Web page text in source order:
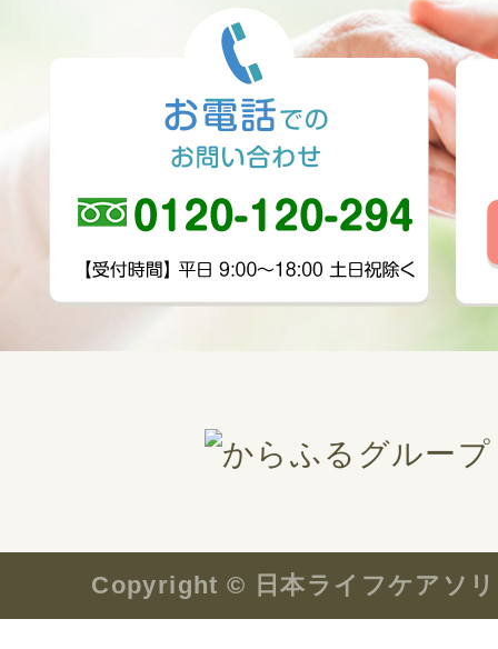
Copyright © 日本ライフケアソ